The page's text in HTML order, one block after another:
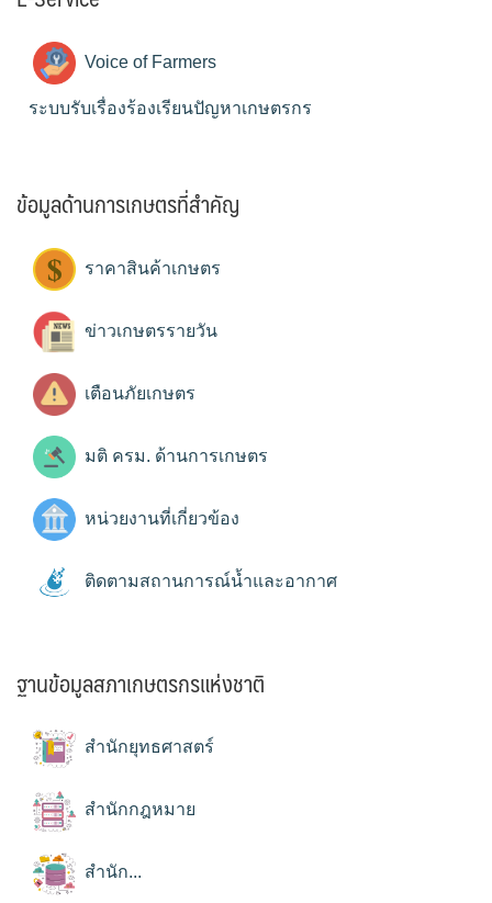
Voice of Farmers
ระบบรับเรื่องร้องเรียนปัญหาเกษตรกร
ข้อมูลด้านการเกษตรที่สำคัญ
ราคาสินค้าเกษตร
ข่าวเกษตรรายวัน
เตือนภัยเกษตร
มติ ครม. ด้านการเกษตร
หน่วยงานที่เกี่ยวข้อง
ติดตามสถานการณ์น้ำและอากาศ
ฐานข้อมูลสภาเกษตรกรแห่งชาติ
สำนักยุทธศาสตร์
สำนักกฎหมาย
สำนัก...